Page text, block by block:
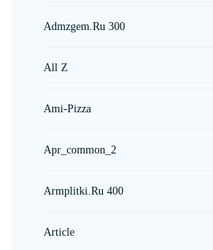
Admzgem.ru 300
All Z
Ami-Pizza
Apr_common_2
Armplitki.ru 400
Article